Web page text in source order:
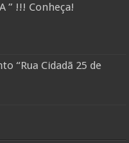
” !!! Conheça!
“Rua Cidadã 25 de